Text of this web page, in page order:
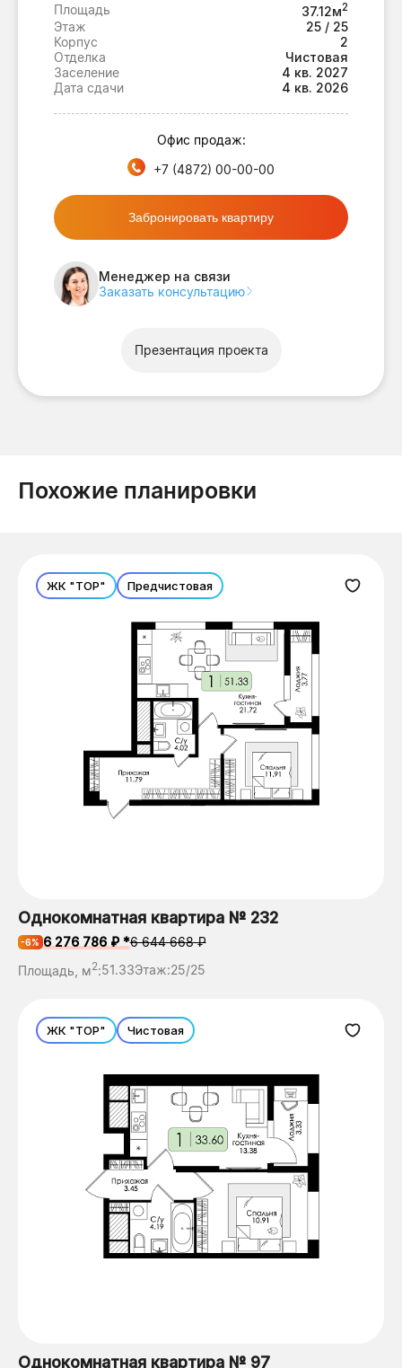
Площадь 37.12м2
Этаж
25 / 25
Корпус
2
Отделка
Чистовая
Заселение
4 кв. 2027
Дата сдачи
4 кв. 2026
Офис продаж:
+7 (4872) 00-00-00
Забронировать квартиру
Менеджер на связи
Заказать консультацию
Презентация проекта
Похожие планировки
ЖК "ТОР" Предчистовая
Однокомнатная квартира № 232
-6% 6 276 786 ₽ *6 644 668 ₽
Площадь, м2:51.33Этаж:25/25
ЖК "ТОР" Чистовая
Однокомнатная квартира № 97